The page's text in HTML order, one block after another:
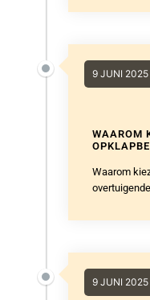
9 JUNI 2025
WAAROM
Waarom
9 JUNI 2025